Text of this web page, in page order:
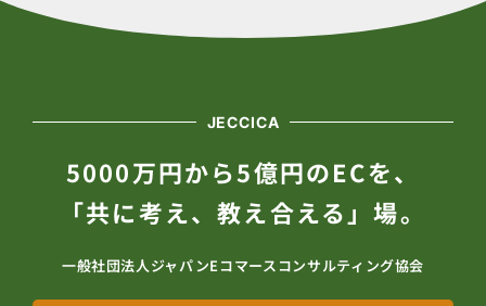
JECCICA
5000万円から5億円のECを、
「共に考え、教え合える」場。
一般社団法人ジャパンEコマースコンサルティング協会